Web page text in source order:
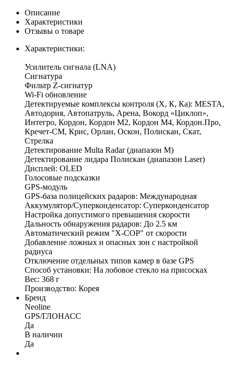
Описание
Характеристики
Отзывы о товаре
Характеристики:
Усилитель сигнала (LNA)
Сигнатура
Фильтр Z-сигнатур
Wi-Fi обновление
Детектируемые комплексы контроля (Х, К, Ка): MESTA,
Автодория, Автопатруль, Арена, Вокорд «Циклоп»,
Интегро, Кордон, Кордон М2, Кордон М4, Кордон.Про,
Кречет-СМ, Крис, Орлан, Оскон, Полискан, Скат,
Стрелка
Детектирование Multa Radar (диапазон М)
Детектирование лидара Полискан (диапазон Laser)
Дисплей: OLED
Голосовые подсказки
GPS-модуль
GPS-база полицейских радаров: Международная
Аккумулятор/Суперконденсатор: Суперконденсатор
Настройка допустимого превышения скорости
Дальность обнаружения радаров: До 2.5 км
Автоматический режим "Х-СОР" от скорости
Добавление ложных и опасных зон с настройкой
радиуса
Отключение отдельных типов камер в базе GPS
Способ установки: На лобовое стекло на присосках
Вес: 368 г
Производство: Корея
Бренд
Neoline
GPS/ГЛОНАСС
Да
В наличии
Да